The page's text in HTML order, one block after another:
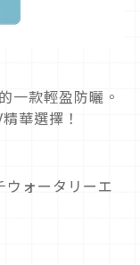
一款輕盈防曬。
華選擇！
ォータリーエ